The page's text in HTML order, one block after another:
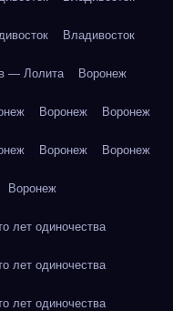
Владивосток
— Лолита Воронеж
Воронеж Воронеж
Воронеж Воронеж
Воронеж
лет одиночества
лет одиночества
лет одиночества